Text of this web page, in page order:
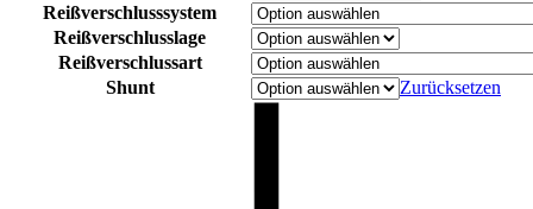
Reißverschlusssystem
Reißverschlusslage
Reißverschlussart
Shunt
Zurücksetzen